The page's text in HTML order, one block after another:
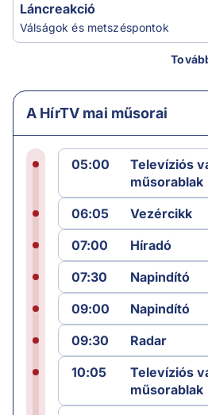
Láncreakció
Válságok és metszéspontok
A HírTV mai műsorai
05:00
Televíziós
műsorablak
06:05
Vezércikk
07:00
Híradó
07:30
Napindító
09:00
Napindító
09:30
Radar
10:05
Televíziós
műsorablak